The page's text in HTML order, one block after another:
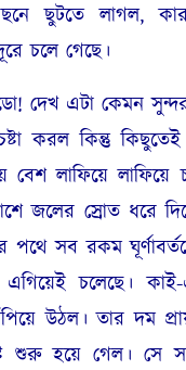
ছুটতে লাগল,
চলে গেছে।
দেখ এটা কেমন সুন্দর
করল কিন্তু
বেশ লাফিয়ে
জলের স্রোত ধরে
পথে সব রকম
চলেছে।
উঠল। তার দম
শুরু হয়ে গেল। সে